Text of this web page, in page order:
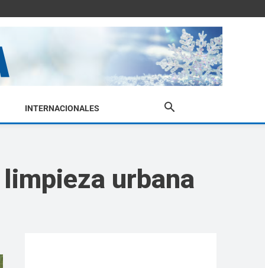
INTERNACIONALES
urbana